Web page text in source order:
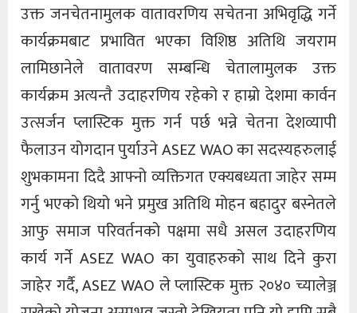
उक्त जनचेतनामुलक वातावरणिय सचेतना अभिवृद्धि गर्ने
कार्यक्रमबाट प्रभावित भएका विशिष्ठ अतिथि जयराम
लामिछानेले वातावरण सम्बन्धि चेतालामुलक उक्त
कार्यक्रम अत्यन्तै उदाहरणिय रहेको र हाम्रो देशमा कार्वन
उत्सर्जन प्लास्टिक मुक्त गर्न पर्छ भन्ने चेतना देशव्यापी
फैलाउन योगदान पुर्याउने ASEZ WAO का सदस्यहरुलाई
शुभकामना दिदै आफ्नो व्यक्तिगत एक्यबध्यता जाहेर सम्म
गर्नु भएको थियो भने प्रमुख अतिथि मोहन बहादुर बस्नेतले
आफु समाज परिवर्तनको पक्षमा सधै असल उदाहरणिय
कार्य गर्ने ASEZ WAO का युवाहरुको साथ दिने कुरा
जाहेर गर्दै, ASEZ WAO ले प्लास्टिक मुक्त २०४० च्यालेञ्ज